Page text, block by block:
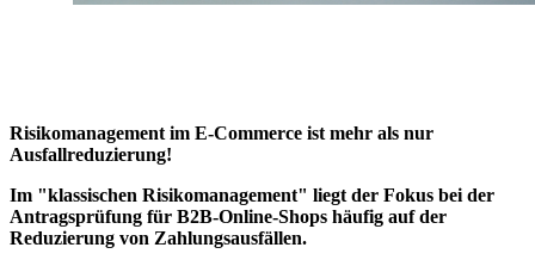
Risikomanagement im E-Commerce ist mehr als nur
Ausfallreduzierung!
Im "klassischen Risikomanagement" liegt der Fokus bei der
Antragsprüfung für B2B-Online-Shops häufig auf der
Reduzierung von Zahlungsausfällen.